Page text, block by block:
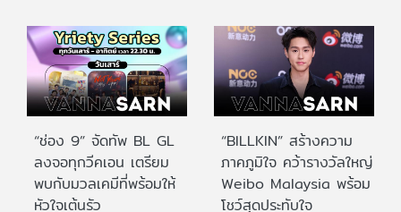
“ช่อง 9” จัดทัพ BL GL
ลงจอทุกวีคเอน เตรียม
พบกับมวลเคมีที่พร้อมให้
หัวใจเต้นรัว
“BILLKIN” สร้างความ
ภาคภูมิใจ คว้ารางวัลใหญ่
Weibo Malaysia พร้อม
โชว์สุดประทับใจ